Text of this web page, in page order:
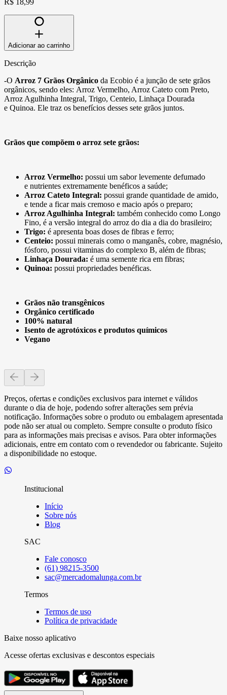
Adicionar ao carrinho
Descrição
-O Arroz 7 Grãos Orgânico da Ecobio é a junção de sete grãos
orgânicos, sendo eles: Arroz Vermelho, Arroz Cateto com Preto,
Arroz Agulhinha Integral, Trigo, Centeio, Linhaça Dourada
e Quinoa. Ele traz os benefícios desses sete grãos juntos.
Grãos que compõem o arroz sete grãos:
Arroz Vermelho: possui um sabor levemente defumado
e nutrientes extremamente benéficos a saúde;
Arroz Cateto Integral: possui grande quantidade de amido,
e tende a ficar mais cremoso e macio após o preparo;
Arroz Agulhinha Integral: também conhecido como Longo
Fino, é a versão integral do arroz do dia a dia do brasileiro;
Trigo: é apresenta boas doses de fibras e ferro;
Centeio: possui minerais como o manganês, cobre, magnésio,
fósforo, possui vitaminas do complexo B, além de fibras;
Linhaça Dourada: é uma semente rica em fibras;
Quinoa: possui propriedades benéficas.
Grãos não transgênicos
Orgânico certificado
100% natural
Isento de agrotóxicos e produtos químicos
Vegano
Preços, ofertas e condições exclusivos para internet e válidos
durante o dia de hoje, podendo sofrer alterações sem prévia
notificação. Informações sobre o produto ou embalagem apresentada
pode não ser atual ou completo. Sempre consulte o produto físico
para as informações mais precisas e avisos. Para obter informações
adicionais, entre em contato com o revendedor ou fabricante. Sujeito
a disponibilidade no estoque.
Institucional
Início
Sobre nós
Blog
SAC
Fale conosco
(61) 98215-3500
sac@mercadomalunga.com.br
Termos
Termos de uso
Política de privacidade
Baixe nosso aplicativo
Acesse ofertas exclusivas e descontos especiais